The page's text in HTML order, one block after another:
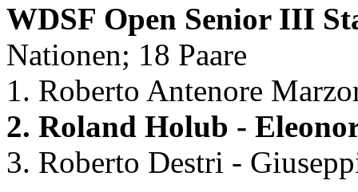
WDSF Open Senior III
Nationen; 18 Paare
1. Roberto Antenore
2. Roland Holub -
3. Roberto Destri -